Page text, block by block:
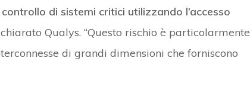
di sistemi critici utilizzando l’accesso
Qualys. “Questo rischio è particolarmente
di grandi dimensioni che forniscono